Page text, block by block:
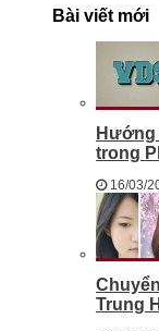
Bài viết mới
trong
16/03/
Trung